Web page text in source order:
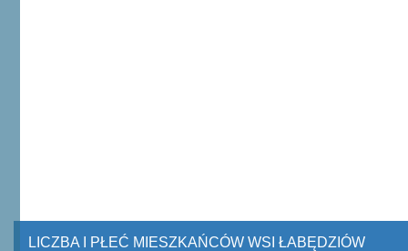
LICZBA I PŁEĆ MIESZKAŃCÓW WSI ŁABĘDZIÓW